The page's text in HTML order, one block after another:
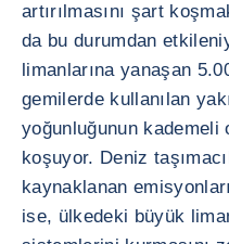
artırılmasını şart
da bu durumdan
limanlarına yanaşan
gemilerde kullanılan
yoğunluğunun kademeli
koşuyor. Deniz
kaynaklanan
ise, ülkedeki büyük